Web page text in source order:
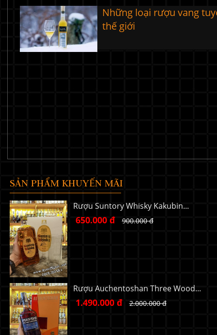
Những loại rượu vang
thế giới
SẢN PHẨM KHUYẾN MÃI
Rượu Suntory Whisky Kakubin...
650.000 đ 900.000 đ
Rượu Auchentoshan Three Wood...
1.490.000 đ 2.000.000 đ